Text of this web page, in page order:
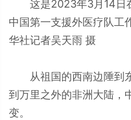
这是2023年3月14日
中国第一支援外医疗队工
华社记者吴天雨 摄
从祖国的西南边陲到
到万里之外的非洲大陆，
变。